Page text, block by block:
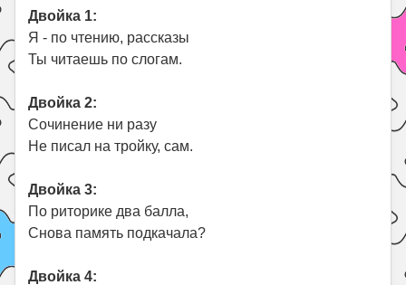
Двойка 1:
Я - по чтению, рассказы
Ты читаешь по слогам.
Двойка 2:
Сочинение ни разу
Не писал на тройку, сам.
Двойка 3:
По риторике два балла,
Снова память подкачала?
Двойка 4: